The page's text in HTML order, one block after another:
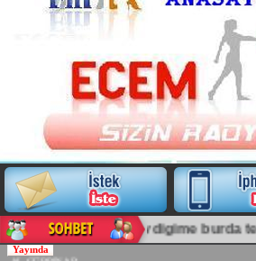
sonu. sevdigime